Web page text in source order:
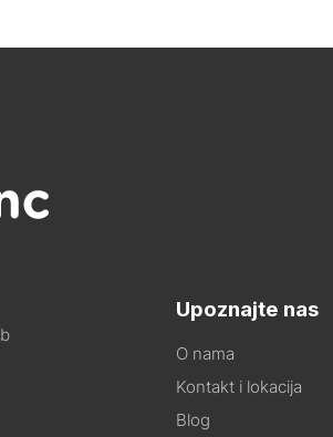
Upoznajte nas
O nama
Kontakt i lokacija
Blog